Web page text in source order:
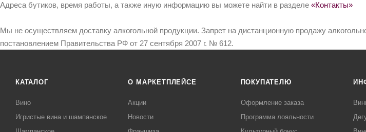
Адреса бутиков, время работы, а также иную информацию вы можете найти в разделе «Контакты»
Мы не осуществляем доставку алкогольной продукции. Запрет на дистанционную продажу
постановлением Правительства РФ от 27 сентября 2007 г. № 612.
КАТАЛОГ
Вино
Игристые вина и шампанское
О МАРКЕТПЛЕЙСЕ
Акции
Новости
ПОКУПАТЕЛЮ
Оформление заказа
Программа лояльности